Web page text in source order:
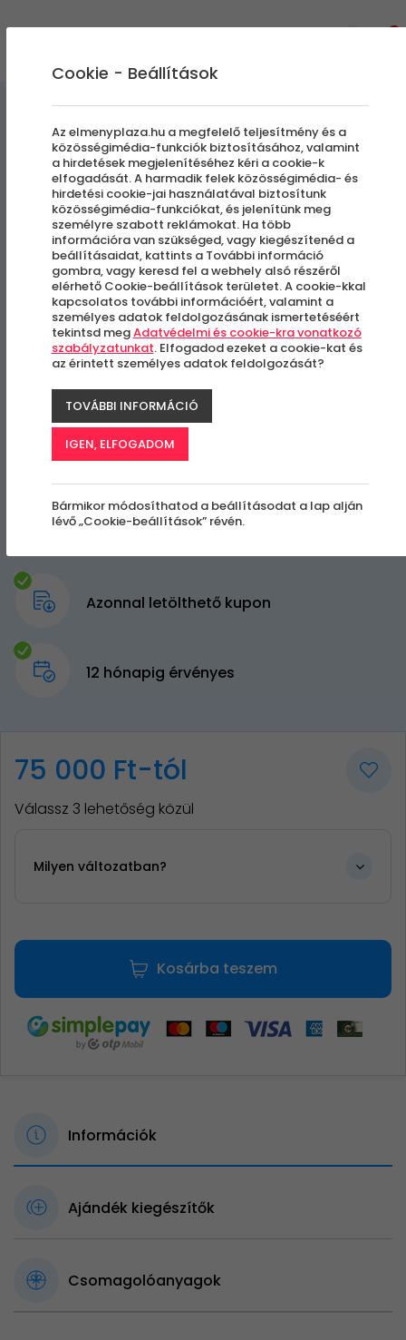
Paintball | Pro Csomag |
Korlátlan lőszerrel
Budapest, XIV. kerület
Azonnal letölthető kupon
12 hónapig érvényes
75 000 Ft-tól
Válassz 3 lehetőség közül
Milyen változatban?
Kosárba teszem
Információk
Ajándék kiegészítők
Csomagolóanyagok
Cookie - Beállítások
Az elmenyplaza.hu a megfelelő teljesítmény és a
közösségimédia-funkciók biztosításához, valamint
a hirdetések megjelenítéséhez kéri a cookie-k
elfogadását. A harmadik felek közösségimédia- és
hirdetési cookie-jai használatával biztosítunk
közösségimédia-funkciókat, és jelenítünk meg
személyre szabott reklámokat. Ha több
információra van szükséged, vagy kiegészítenéd a
beállításaidat, kattints a További információ
gombra, vagy keresd fel a webhely alsó részéről
elérhető Cookie-beállítások területet. A cookie-kkal
kapcsolatos további információért, valamint a
személyes adatok feldolgozásának ismertetéséért
tekintsd megAdatvédelmi és cookie-kra vonatkozó
szabályzatunkat. Elfogadod ezeket a cookie-kat és
az érintett személyes adatok feldolgozását?
TOVÁBBI INFORMÁCIÓ
IGEN, ELFOGADOM
Bármikor módosíthatod a beállításodat a lap alján
lévő „Cookie-beállítások” révén.